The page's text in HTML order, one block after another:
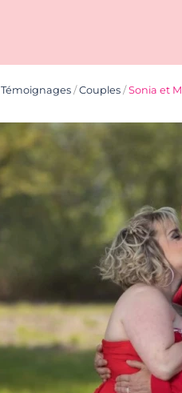
Témoignages /Couples /Sonia et